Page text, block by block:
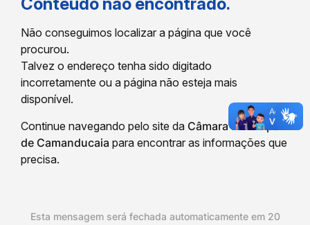
DESTAQUES DA SESSÃO:
Acompanhe as principais decisões da 12ª Reunião
Ordinária da Câmara Municipal, realizada na
última quinta-feira (16/07). O grande destaque da
noite foi a aprovação do projeto que consolida o
protocolo do CISMANTI, o Consórcio
Intermunicipal do Sul da Mantiqueira, que une
mesma sessão, os vereadores também aprovaram
Não conseguimos localizar a página que você
procurou.
Talvez o endereço tenha sido digitado
incorretamente ou a página não esteja mais
disponível.
Continue navegando pelo site da Câmara Municipal
de Camanducaia para encontrar as informações que
precisa.
Esta mensagem será fechada automaticamente em 20